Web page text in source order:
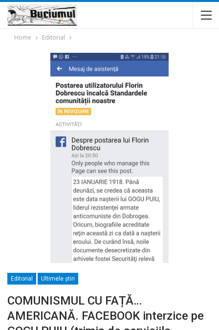
Home Editorial
Editorial Ultimele ştiri
COMUNISMUL CU FAȚĂ…
AMERICANĂ. FACEBOOK interzice pe